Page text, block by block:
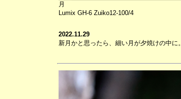
月
Lumix GH-6 Zuiko12-100/4
2022.11.29
新月かと思ったら、細い月が夕焼けの中に。